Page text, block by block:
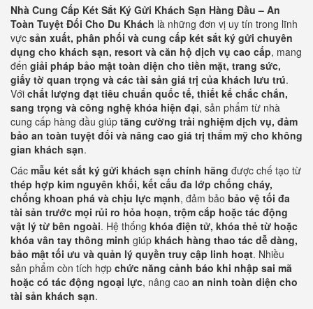
Nhà Cung Cấp Két Sắt Ký Gửi Khách Sạn Hàng Đầu – An
Toàn Tuyệt Đối Cho Du Khách là những đơn vị uy tín trong lĩnh
vực sản xuất, phân phối và cung cấp két sắt ký gửi chuyên
dụng cho khách sạn, resort và căn hộ dịch vụ cao cấp, mang
đến giải pháp bảo mật toàn diện cho tiền mặt, trang sức,
giấy tờ quan trọng và các tài sản giá trị của khách lưu trú.
Với chất lượng đạt tiêu chuẩn quốc tế, thiết kế chắc chắn,
sang trọng và công nghệ khóa hiện đại, sản phẩm từ nhà
cung cấp hàng đầu giúp tăng cường trải nghiệm dịch vụ, đảm
bảo an toàn tuyệt đối và nâng cao giá trị thẩm mỹ cho không
gian khách sạn.
Các mẫu két sắt ký gửi khách sạn chính hãng được chế tạo từ
thép hợp kim nguyên khối, kết cấu đa lớp chống cháy,
chống khoan phá và chịu lực mạnh, đảm bảo bảo vệ tối đa
tài sản trước mọi rủi ro hỏa hoạn, trộm cắp hoặc tác động
vật lý từ bên ngoài. Hệ thống khóa điện tử, khóa thẻ từ hoặc
khóa vân tay thông minh giúp khách hàng thao tác dễ dàng,
bảo mật tối ưu và quản lý quyền truy cập linh hoạt. Nhiều
sản phẩm còn tích hợp chức năng cảnh báo khi nhập sai mã
hoặc có tác động ngoại lực, nâng cao an ninh toàn diện cho
tài sản khách sạn.